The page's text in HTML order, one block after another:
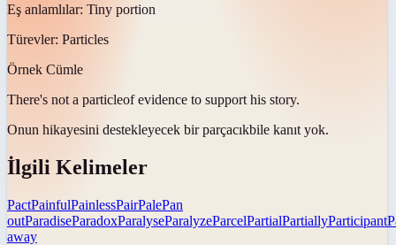
Eş anlamlılar: Tiny portion
Türevler: Particles
Örnek Cümle
There's not a particleof evidence to support his story.
Onun hikayesini destekleyecek bir parçacıkbile kanıt yok.
İlgili Kelimeler
PactPainfulPainlessPairPalePan
outParadiseParadoxParalyseParalyzeParcelPartialPartiallyParticipant
away